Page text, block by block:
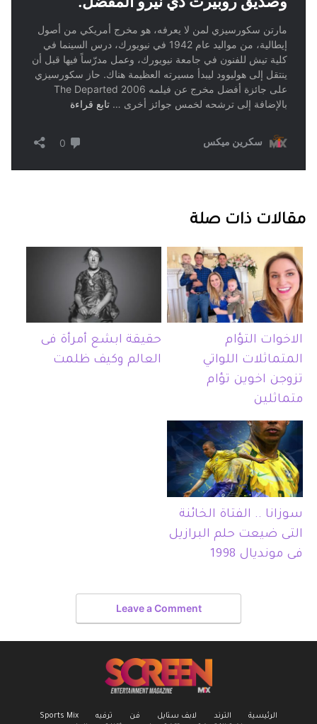
مقالات ذات صلة
الاخوات التؤام
المتماثلات اللواتي
تزوجن اخوين تؤام
متماثلين
حقيقة ابشع أمرأة فى
العالم وكيف ظلمت
سوزانا .. الفتاة الخائنة
التى ضيعت حلم البرازيل
فى مونديال 1998
Leave a Comment
الرئيسية الترند لابف ستايل فن ترفيه
Sports Mix